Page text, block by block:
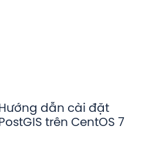
Hướng dẫn cài đặt
PostGIS trên CentOS 7